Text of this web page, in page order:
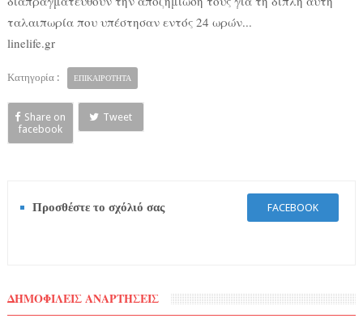
ταλαιπωρία που υπέστησαν εντός 24 ωρών...
linelife.gr
Κατηγορία : ΕΠΙΚΑΙΡΟΤΗΤΑ
Share on
facebook
Tweet
Προσθέστε το σχόλιό σας FACEBOOK
ΔΗΜΟΦΙΛΕΙΣ ΑΝΑΡΤΗΣΕΙΣ